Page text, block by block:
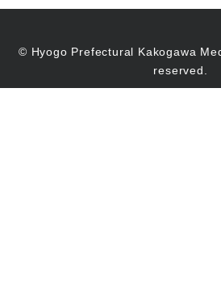
© Hyogo Prefectural Kakogawa
reserved.